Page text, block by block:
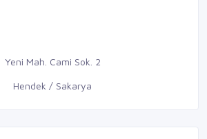
Yeni Mah. Cami Sok. 2
Hendek / Sakarya